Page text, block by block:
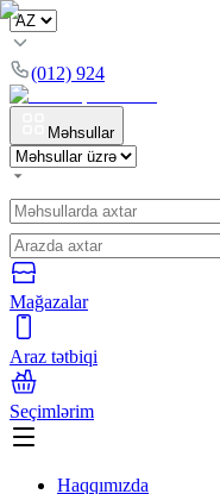
(012) 924
Məhsullar
Mağazalar
Araz tətbiqi
Seçimlərim
Haqqımızda